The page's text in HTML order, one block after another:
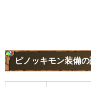
ピノッキモン装備